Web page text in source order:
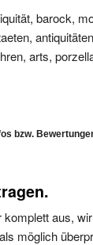
barock,
arts,
bzw.
aus,
möglich